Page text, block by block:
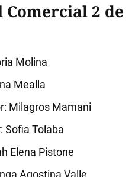
Comercial 2 de
Molina
Mealla
Milagros Mamani
Sofia Tolaba
Elena Pistone
Agostina Valle.